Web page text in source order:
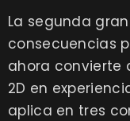
La segunda
consecuencias
ahora
2D en
aplica en tres